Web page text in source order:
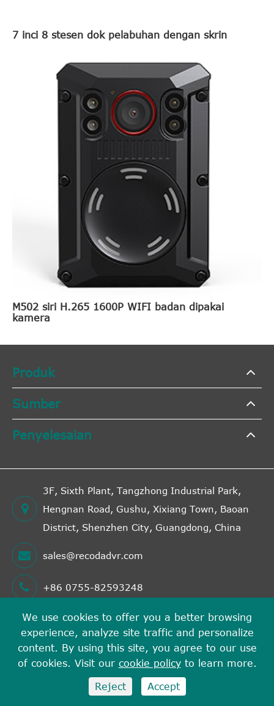
7 inci 8 stesen dok pelabuhan dengan skrin
M502 siri H.265 1600P WIFI badan dipakai
kamera
Produk
Sumber
Penyelesaian
3F, Sixth Plant, Tangzhong Industrial Park,
Hengnan Road, Gushu, Xixiang Town, Baoan
District, Shenzhen City, Guangdong, China
sales@recodadvr.com
+86 0755-82593248
Hak cipta©Shenzhen RECODA Technologies Limited
Semua hak cipta terpelihara.
We use cookies to offer you a better browsing
experience, analyze site traffic and personalize
content. By using this site, you agree to our use
of cookies. Visit our cookie policyto learn more.
Reject Accept